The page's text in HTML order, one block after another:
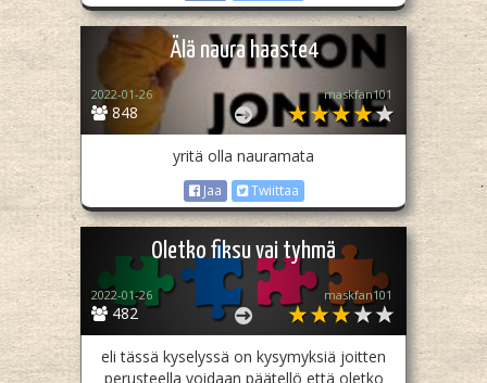
Älä naura haaste4
848
2022-01-26 maskfan101
yritä olla nauramata
Jaa Twiittaa
Oletko fiksu vai tyhmä
482
2022-01-26 maskfan101
eli tässä kyselyssä on kysymyksiä joitten
perusteella voidaan päätellö että oletko